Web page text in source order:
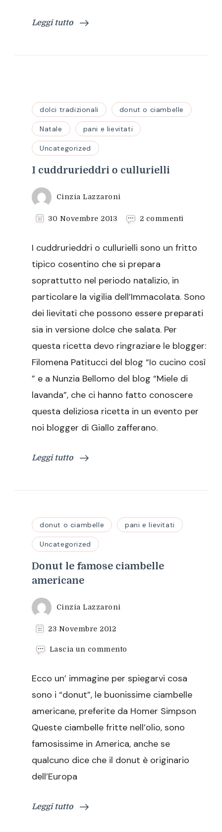
Leggi tutto
dolci tradizionali donut o ciambelle
Natale pani e lievitati
Uncategorized
I cuddrurieddri o cullurielli
Cinzia Lazzaroni
30 Novembre 2013 2 commenti
o
I cuddrurieddri o cullurielli sono un fritto
tipico cosentino che si prepara
soprattutto nel periodo natalizio, in
particolare la vigilia dell’Immacolata. Sono
dei lievitati che possono essere preparati
sia in versione dolce che salata. Per
questa ricetta devo ringraziare le blogger:
Filomena Patitucci del blog “Io cucino così
” e a Nunzia Bellomo del blog “Miele di
lavanda”, che ci hanno fatto conoscere
questa deliziosa ricetta in un evento per
noi blogger di Giallo zafferano.
Leggi tutto
donut o ciambelle pani e lievitati
Uncategorized
Donut le famose ciambelle
americane
Cinzia Lazzaroni
23 Novembre 2012
Lascia un commento
famose
ciambelle
Ecco un’ immagine per spiegarvi cosa
sono i “donut”, le buonissime ciambelle
americane, preferite da Homer Simpson
Queste ciambelle fritte nell’olio, sono
famosissime in America, anche se
qualcuno dice che il donut è originario
dell’Europa
Leggi tutto